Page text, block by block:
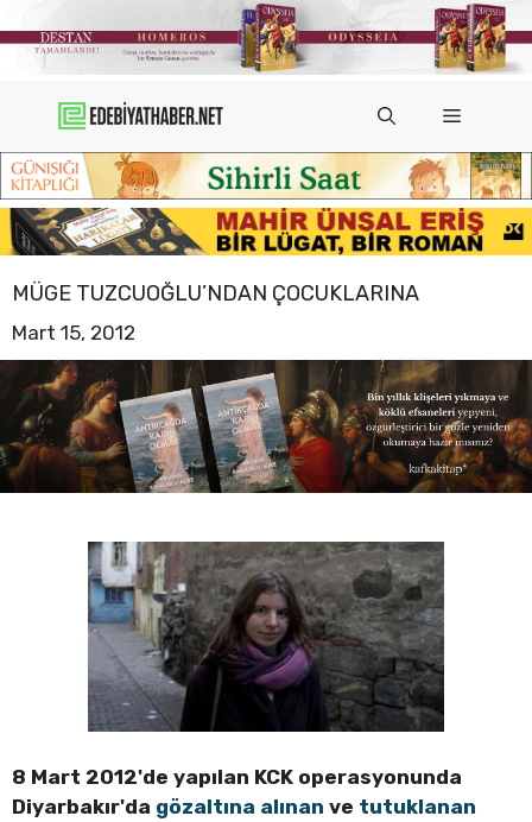
atla
Menü
MÜGE TUZCUOĞLU’NDAN ÇOCUKLARINA
Mart 15, 2012
8 Mart 2012'de yapılan KCK operasyonunda
Diyarbakır'da gözaltına alınan ve tutuklanan